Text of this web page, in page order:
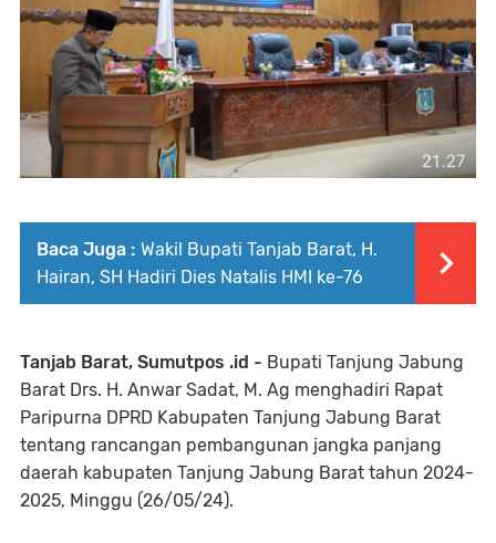
Baca Juga : Wakil Bupati Tanjab Barat, H.
Hairan, SH Hadiri Dies Natalis HMI ke-76
Tanjab Barat, Sumutpos .id - Bupati Tanjung Jabung
Barat Drs. H. Anwar Sadat, M. Ag menghadiri Rapat
Paripurna DPRD Kabupaten Tanjung Jabung Barat
tentang rancangan pembangunan jangka panjang
daerah kabupaten Tanjung Jabung Barat tahun 2024-
2025, Minggu (26/05/24).